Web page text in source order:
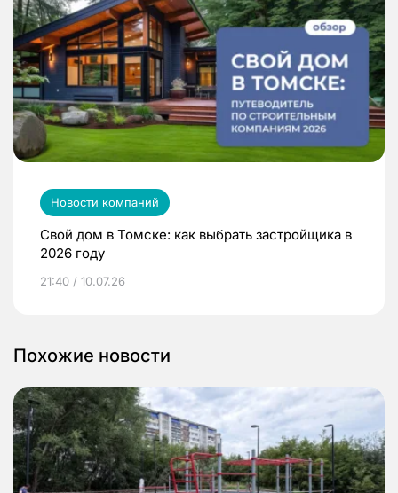
Новости компаний
Свой дом в Томске: как выбрать застройщика в
2026 году
21:40 / 10.07.26
Похожие новости